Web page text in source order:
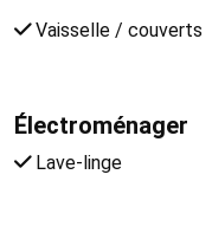
Vaisselle / couverts
Électroménager
Lave-linge